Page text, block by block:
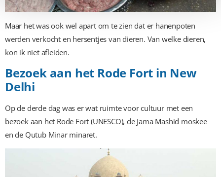
Maar het was ook wel apart om te zien dat er hanenpoten
werden verkocht en hersentjes van dieren. Van welke dieren,
kon ik niet afleiden.
Bezoek aan het Rode Fort in New
Delhi
Op de derde dag was er wat ruimte voor cultuur met een
bezoek aan het Rode Fort (UNESCO), de Jama Mashid moskee
en de Qutub Minar minaret.